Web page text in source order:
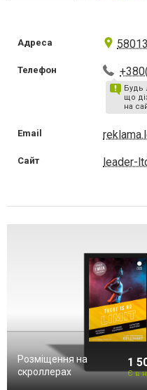
Адреса
Телефон
Будь
що
на
Email
Сайт leader-
Розміщення на
скроллерах
1
Є в